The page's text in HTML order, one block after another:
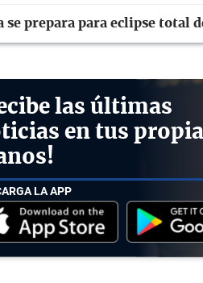
se prepara para eclipse total
las últimas
en tus
LA APP